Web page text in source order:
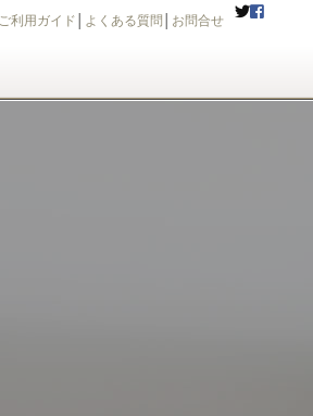
ご利用ガイド よくある質問 お問合せ